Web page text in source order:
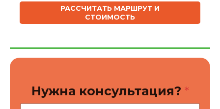
РАССЧИТАТЬ МАРШРУТ И
СТОИМОСТЬ
*
к
Нужна консультация? *